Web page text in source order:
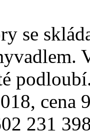
se
cena
231